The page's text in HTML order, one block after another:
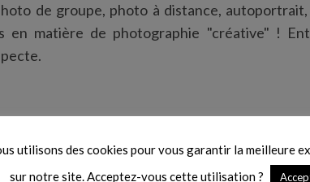
de groupe, photo à distance, autoportrait,
en matière de photographie "créative" !
utilisons des cookies pour vous garantir la meilleure
sur notre site. Acceptez-vous cette utilisation ?